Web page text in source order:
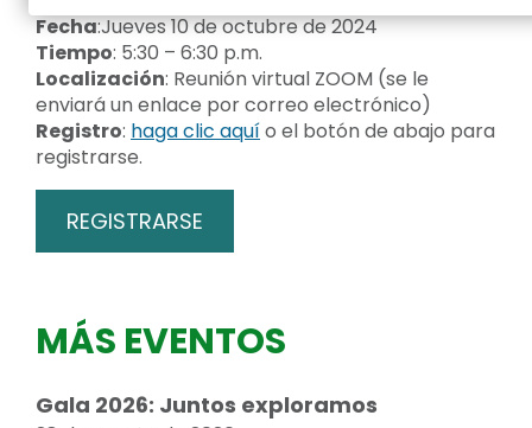
Fecha:Jueves 10 de octubre de 2024
Tiempo: 5:30 – 6:30 p.m.
Localización: Reunión virtual ZOOM (se le
enviará un enlace por correo electrónico)
Registro: haga clic aquío el botón de abajo para
registrarse.
REGISTRARSE
MÁS EVENTOS
Gala 2026: Juntos exploramos